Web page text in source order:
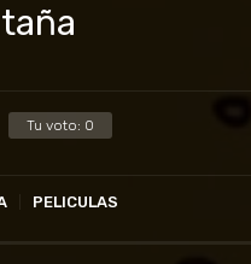
Tu voto: 0
PELICULAS